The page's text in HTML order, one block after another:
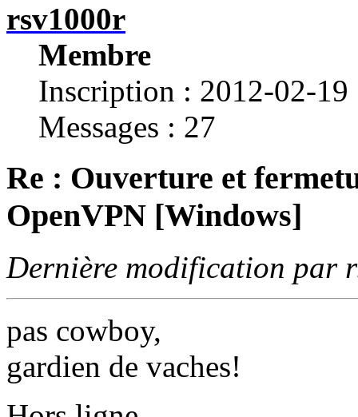
rsv1000r
Membre
Inscription : 2012-02-19
Messages : 27
Re : Ouverture et
OpenVPN [Windows]
Dernière modification par
pas cowboy,
gardien de vaches!